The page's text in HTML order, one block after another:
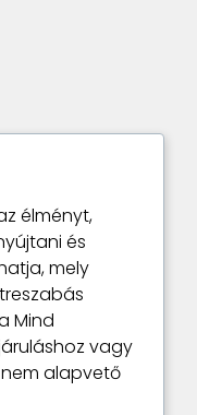
élményt,
és
mely
Mind
vagy
alapvető